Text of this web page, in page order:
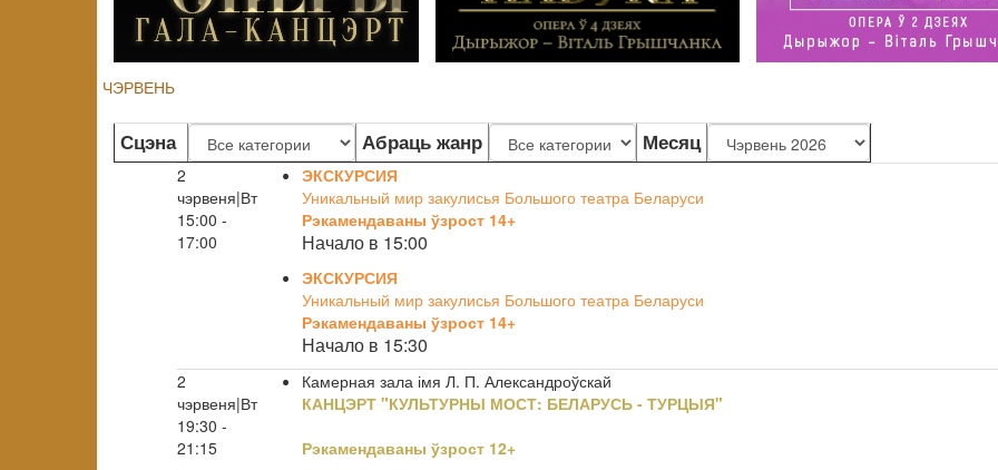
ЧЭРВЕНЬ
Сцэна Абраць жанр Месяц
2
чэрвеня|Вт
15:00 -
17:00
ЭКСКУРСИЯ
Уникальный мир закулисья Большого театра Беларуси
Рэкамендаваны ўзрост 14+
Начало в 15:00
ЭКСКУРСИЯ
Уникальный мир закулисья Большого театра Беларуси
Рэкамендаваны ўзрост 14+
Начало в 15:30
2
чэрвеня|Вт
19:30 -
21:15
Камерная зала імя Л. П. Александроўскай
КАНЦЭРТ "КУЛЬТУРНЫ МОСТ: БЕЛАРУСЬ - ТУРЦЫЯ"
Рэкамендаваны ўзрост 12+